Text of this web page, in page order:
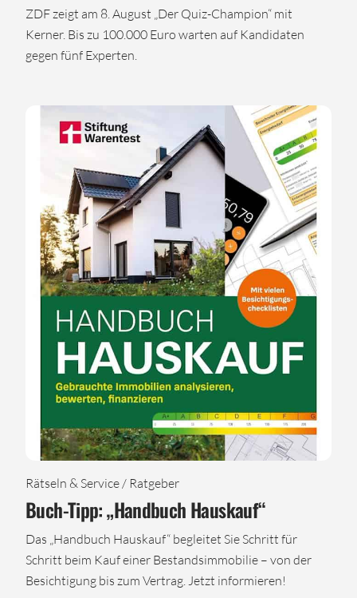
ZDF zeigt am 8. August „Der Quiz-Champion“ mit
Kerner. Bis zu 100.000 Euro warten auf Kandidaten
gegen fünf Experten.
Rätseln & Service / Ratgeber
Buch-Tipp: „Handbuch Hauskauf“
Das „Handbuch Hauskauf“ begleitet Sie Schritt für
Schritt beim Kauf einer Bestandsimmobilie – von der
Besichtigung bis zum Vertrag. Jetzt informieren!